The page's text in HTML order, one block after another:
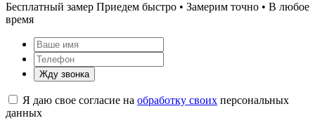
Бесплатный замер Приедем быстро • Замерим точно • В любое
время
Жду звонка
Я даю свое согласие на обработку своих персональных
данных